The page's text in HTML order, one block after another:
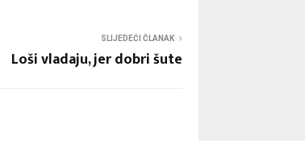
SLIJEDEĆI ČLANAK
Loši vladaju, jer dobri šute